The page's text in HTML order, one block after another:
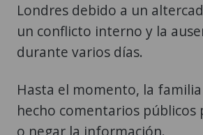
Londres debido a un
un conflicto interno y la
durante varios días.
Hasta el momento, la
hecho comentarios públicos